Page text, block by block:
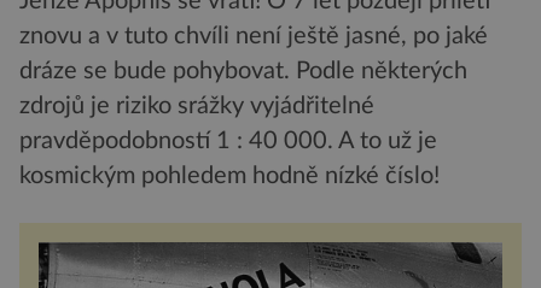
znovu a v tuto chvíli není ještě jasné, po jaké
dráze se bude pohybovat. Podle některých
zdrojů je riziko srážky vyjádřitelné
pravděpodobností 1 : 40 000. A to už je
kosmickým pohledem hodně nízké číslo!